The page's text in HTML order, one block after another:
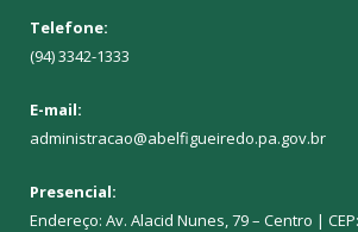
Telefone:
(94) 3342-1333
E-mail:
administracao@abelfigueiredo.pa.gov.br
Presencial:
Endereço: Av. Alacid Nunes, 79 – Centro |